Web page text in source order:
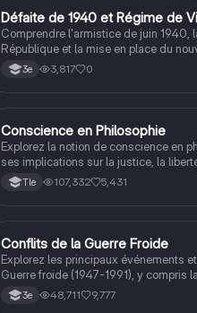
DHistoire
Défaite de 1940 et Régime de
Comprendre l'armistice de juin 1940,
République et la mise en place du
autoritaire de Philippe Pétain.
3e 3,817 0
Philosophie
Conscience en Philosophie
Explorez la notion de conscience en
ses implications sur la justice, la
connaissance. Cette fiche de révision
philosophiques sur la conscience, le
cherchant à approfondir leur
éthiques et existentiels.
Tle 107,332 5,431
Histoire
Conflits de la Guerre Froide
Explorez les principaux événements
Guerre froide (1947-1991), y compris
l'Allemagne, la crise de Cuba, la
course à l'espace. Cette fiche de
3e 48,711 9,777